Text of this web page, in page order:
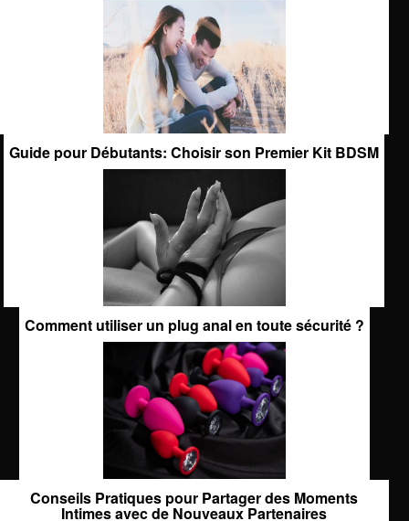
Guide pour Débutants: Choisir son Premier Kit BDSM
Comment utiliser un plug anal en toute sécurité ?
Conseils Pratiques pour Partager des Moments
Intimes avec de Nouveaux Partenaires